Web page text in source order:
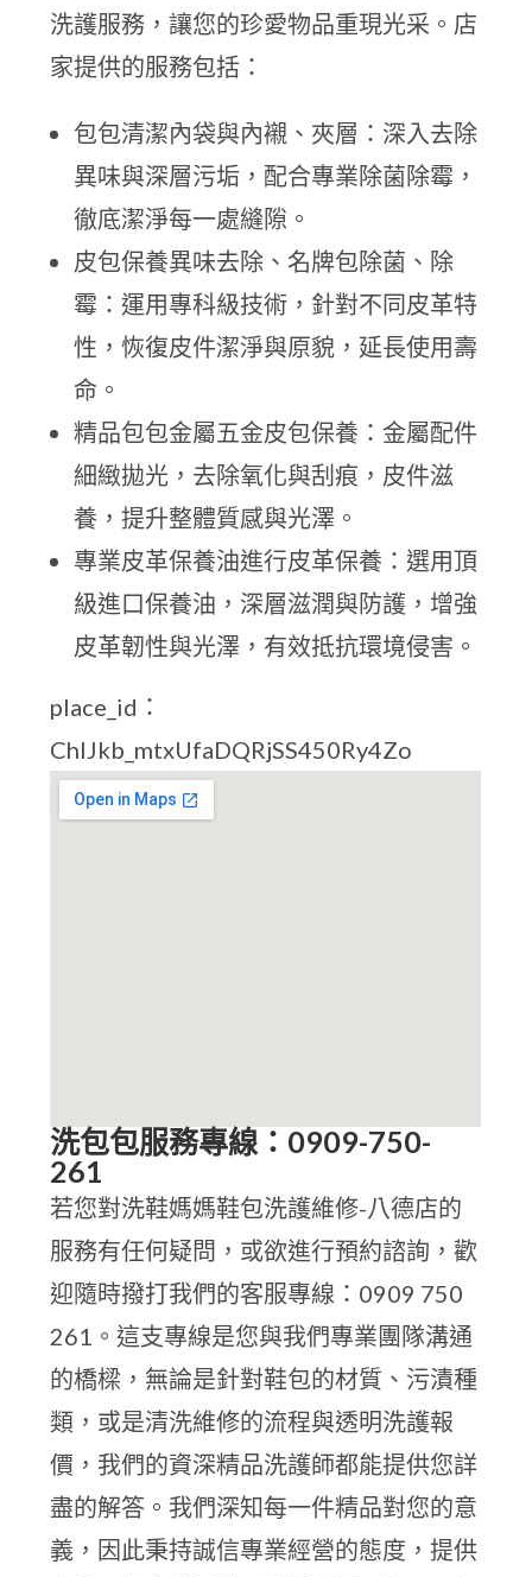
洗護服務，讓您的珍愛物品重現光采。店
家提供的服務包括：
包包清潔內袋與內襯、夾層：深入去除
異味與深層污垢，配合專業除菌除霉，
徹底潔淨每一處縫隙。
皮包保養異味去除、名牌包除菌、除
霉：運用專科級技術，針對不同皮革特
性，恢復皮件潔淨與原貌，延長使用壽
命。
精品包包金屬五金皮包保養：金屬配件
細緻拋光，去除氧化與刮痕，皮件滋
養，提升整體質感與光澤。
專業皮革保養油進行皮革保養：選用頂
級進口保養油，深層滋潤與防護，增強
皮革韌性與光澤，有效抵抗環境侵害。
place_id：
ChIJkb_mtxUfaDQRjSS450Ry4Zo
洗包包服務專線：0909-750-
261
若您對洗鞋媽媽鞋包洗護維修-八德店的
服務有任何疑問，或欲進行預約諮詢，歡
迎隨時撥打我們的客服專線：0909 750
261。這支專線是您與我們專業團隊溝通
的橋樑，無論是針對鞋包的材質、污漬種
類，或是清洗維修的流程與透明洗護報
價，我們的資深精品洗護師都能提供您詳
盡的解答。我們深知每一件精品對您的意
義，因此秉持誠信專業經營的態度，提供